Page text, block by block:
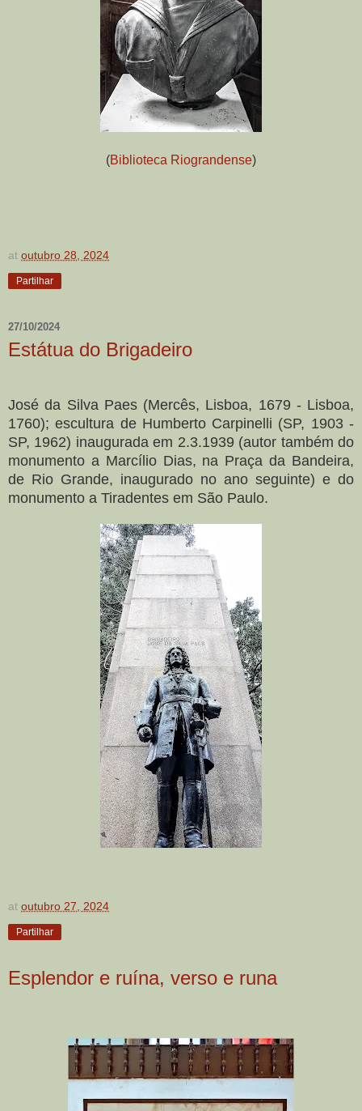
(Biblioteca Riograndense)
at outubro 28, 2024
Partilhar
27/10/2024
Estátua do Brigadeiro
José da Silva Paes (Mercês, Lisboa, 1679 - Lisboa,
1760); escultura de Humberto Carpinelli (SP, 1903 -
SP, 1962) inaugurada em 2.3.1939 (autor também do
monumento a Marcílio Dias, na Praça da Bandeira,
de Rio Grande, inaugurado no ano seguinte) e do
monumento a Tiradentes em São Paulo.
at outubro 27, 2024
Partilhar
Esplendor e ruína, verso e runa